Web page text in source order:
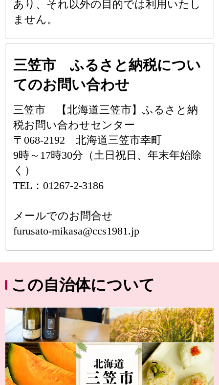
あり、それ以外の目的では利用いたし
ません。
三笠市 ふるさと納税につい
てのお問い合わせ
三笠市 【北海道三笠市】ふるさと納
税お問い合わせセンター
〒068-2192 北海道三笠市幸町
9時～17時30分（土日祝日、年末年始除
く）
TEL：01267-2-3186
メールでのお問合せ
furusato-mikasa@ccs1981.jp
この自治体について